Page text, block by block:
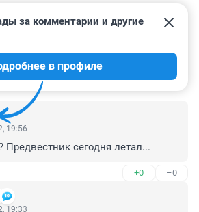
42
за комментарии и другие
в профиле
19:56
Предвестник сегодня летал...
+0 –0
19:33